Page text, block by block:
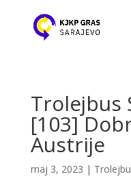
Trolejbus
[103]
Austrije
maj 3, 2023 |